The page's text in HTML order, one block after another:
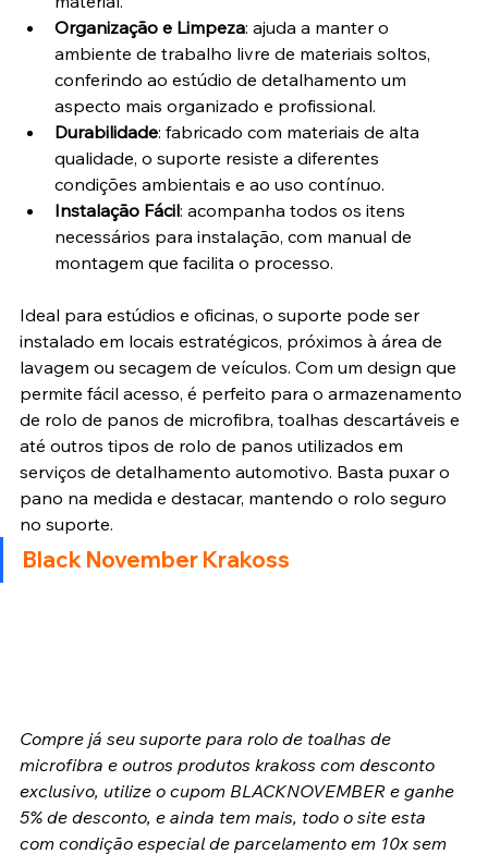
Organização e Limpeza: ajuda a manter o
ambiente de trabalho livre de materiais soltos,
conferindo ao estúdio de detalhamento um
aspecto mais organizado e profissional.
Durabilidade: fabricado com materiais de alta
qualidade, o suporte resiste a diferentes
condições ambientais e ao uso contínuo.
Instalação Fácil: acompanha todos os itens
necessários para instalação, com manual de
montagem que facilita o processo.
Ideal para estúdios e oficinas, o suporte pode ser
instalado em locais estratégicos, próximos à área de
lavagem ou secagem de veículos. Com um design que
permite fácil acesso, é perfeito para o armazenamento
de rolo de panos de microfibra, toalhas descartáveis e
até outros tipos de rolo de panos utilizados em
serviços de detalhamento automotivo. Basta puxar o
pano na medida e destacar, mantendo o rolo seguro
no suporte.
Black November Krakoss
Compre já seu suporte para rolo de toalhas de
microfibra e outros produtos krakoss com desconto
exclusivo, utilize o cupom BLACKNOVEMBER e ganhe
5% de desconto, e ainda tem mais, todo o site esta
com condição especial de parcelamento em 10x sem